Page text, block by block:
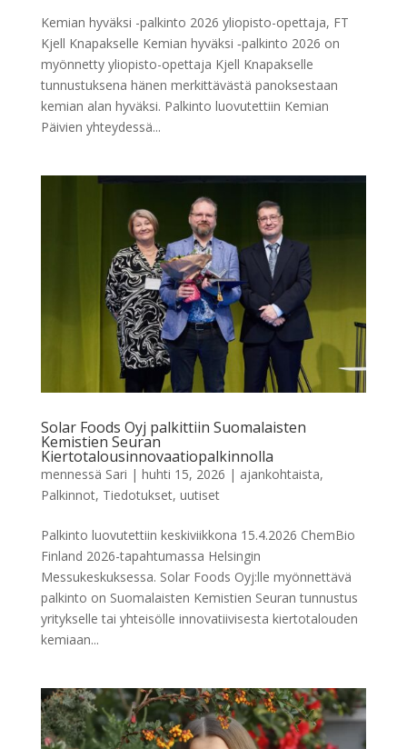
Kemian hyväksi -palkinto 2026 yliopisto-opettaja, FT
Kjell Knapakselle Kemian hyväksi ‑palkinto 2026 on
myönnetty yliopisto-opettaja Kjell Knapakselle
tunnustuksena hänen merkittävästä panoksestaan
kemian alan hyväksi. Palkinto luovutettiin Kemian
Päivien yhteydessä...
Solar Foods Oyj palkittiin Suomalaisten
Kemistien Seuran
Kiertotalousinnovaatiopalkinnolla
mennessä Sari | huhti 15, 2026 | ajankohtaista,
Palkinnot, Tiedotukset, uutiset
Palkinto luovutettiin keskiviikkona 15.4.2026 ChemBio
Finland 2026-tapahtumassa Helsingin
Messukeskuksessa. Solar Foods Oyj:lle myönnettävä
palkinto on Suomalaisten Kemistien Seuran tunnustus
yritykselle tai yhteisölle innovatiivisesta kiertotalouden
kemiaan...